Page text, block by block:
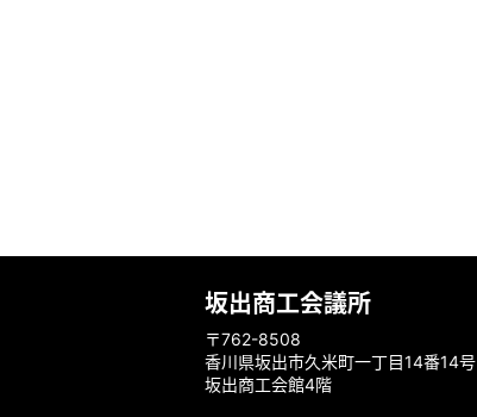
坂出商工会議所
〒762-8508
香川県坂出市久米町一丁目14番14号
坂出商工会館4階